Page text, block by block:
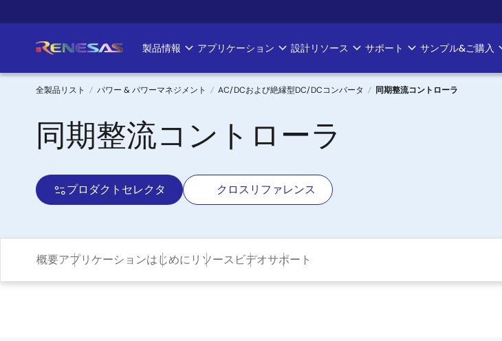
イ
ン
Main
navigation
製品情報 アプリケーション 設計リソース サポート サンプル&ご購入
パ
ン
く
ず
全製品リスト パワー & パワーマネジメント AC/DCおよび絶縁型DC/DCコンバータ 同期整流コントローラ
同期整流コントローラ
プロダクトセレクタ クロスリファレンス
概要アプリケーションはじめにリソース ビデオサポート